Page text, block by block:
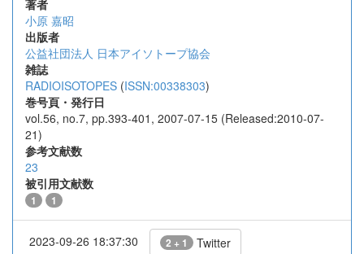
著者
小原 嘉昭
出版者
公益社団法人 日本アイソトープ協会
雑誌
RADIOISOTOPES (ISSN:00338303)
巻号頁・発行日
vol.56, no.7, pp.393-401, 2007-07-15 (Released:2010-07-
21)
参考文献数
23
被引用文献数
1 1
2023-09-26 18:37:30 2 + 1 Twitter